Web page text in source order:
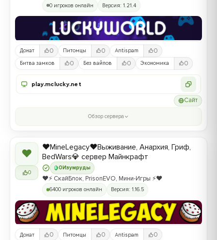
0 игроков онлайн Версия: 1.21.4
Донат 0 Питомцы 0 Antispam 0
Битва замков 0 Без вайпов 0 Экономика 0
play.mclucky.net
Сайт
Обзор сервера
❤
0
0 Изумруды
❤️MineLegacy❤️Выживание, Анархия, Гриф,
BedWars💎 сервер Майнкрафт
❤️⚡️ СкайБлок, PrisonEVO, Мини-Игры ⚡️❤️
6400 игроков онлайн Версия: 1.16.5
Донат 0 Питомцы 0 Antispam 0